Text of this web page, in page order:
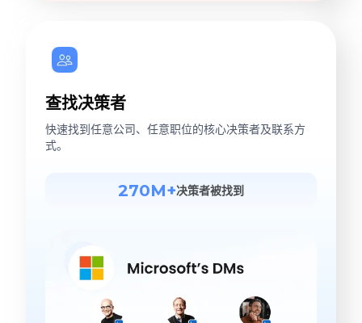
查找决策者
快速找到任意公司、任意职位的核心决策者及联系方
式。
270M+决策者被找到